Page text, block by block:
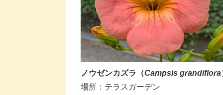
ノウゼンカズラ（Campsis grandiflora​
​場所：テラスガーデン